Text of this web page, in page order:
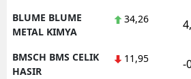
BLUME BLUME
METAL KIMYA
34,26
BMSCH BMS CELIK
HASIR
11,95 -